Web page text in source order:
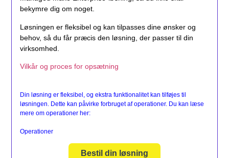
bekymre dig om noget.
Løsningen er fleksibel og kan tilpasses dine ønsker og
behov, så du får præcis den løsning, der passer til din
virksomhed.
Vilkår og proces for opsætning
Din løsning er fleksibel, og ekstra funktionalitet kan tilføjes til
løsningen. Dette kan påvirke forbruget af operationer. Du kan læse
mere om operationer her:
Operationer
Bestil din løsning